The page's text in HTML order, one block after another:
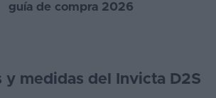
guía de compra 2026
y medidas del Invicta D2S